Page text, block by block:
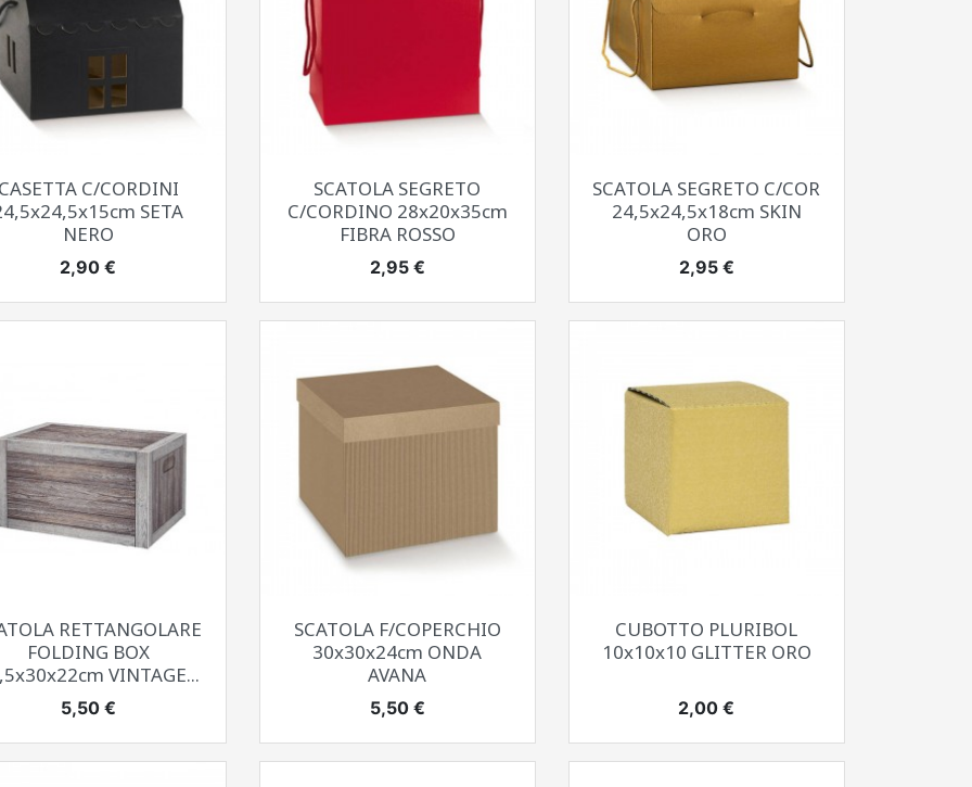
C/CORDINI
SETA
NERO
Prezzo
2,90 €
SCATOLA SEGRETO
C/CORDINO 28x20x35cm
FIBRA ROSSO
Prezzo
2,95 €
SCATOLA SEGRETO C/COR
24,5x24,5x18cm SKIN
ORO
Prezzo
2,95 €
RETTANGOLARE
FOLDING BOX
VINTAGE...
Prezzo
5,50 €
SCATOLA F/COPERCHIO
30x30x24cm ONDA
AVANA
Prezzo
5,50 €
CUBOTTO PLURIBOL
10x10x10 GLITTER ORO
Prezzo
2,00 €